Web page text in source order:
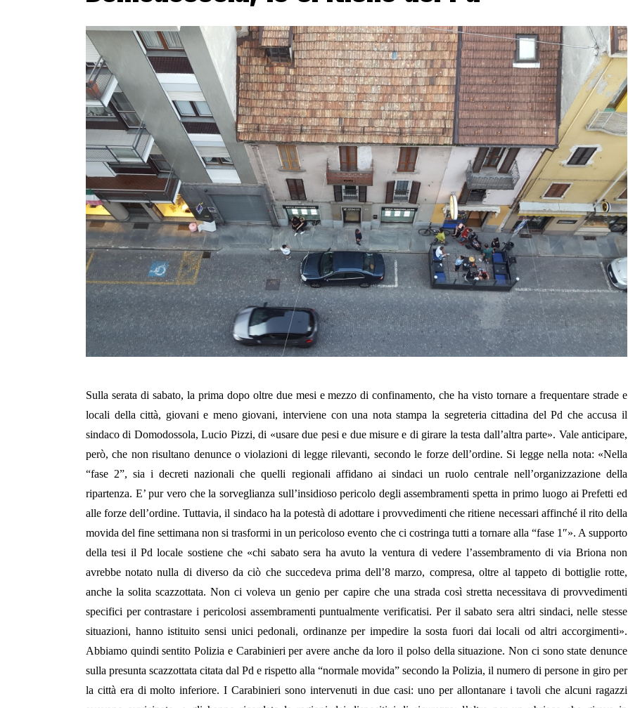
Sulla serata di sabato, la prima dopo oltre due mesi e mezzo di confinamento, che ha visto tornare a frequentare strade e
locali della città, giovani e meno giovani, interviene con una nota stampa la segreteria cittadina del Pd che accusa il
sindaco di Domodossola, Lucio Pizzi, di «usare due pesi e due misure e di girare la testa dall’altra parte». Vale anticipare,
però, che non risultano denunce o violazioni di legge rilevanti, secondo le forze dell’ordine. Si legge nella nota: «Nella
“fase 2”, sia i decreti nazionali che quelli regionali affidano ai sindaci un ruolo centrale nell’organizzazione della
ripartenza. E’ pur vero che la sorveglianza sull’insidioso pericolo degli assembramenti spetta in primo luogo ai Prefetti ed
alle forze dell’ordine. Tuttavia, il sindaco ha la potestà di adottare i provvedimenti che ritiene necessari affinché il rito della
movida del fine settimana non si trasformi in un pericoloso evento che ci costringa tutti a tornare alla “fase 1″». A supporto
della tesi il Pd locale sostiene che «chi sabato sera ha avuto la ventura di vedere l’assembramento di via Briona non
avrebbe notato nulla di diverso da ciò che succedeva prima dell’8 marzo, compresa, oltre al tappeto di bottiglie rotte,
anche la solita scazzottata. Non ci voleva un genio per capire che una strada così stretta necessitava di provvedimenti
specifici per contrastare i pericolosi assembramenti puntualmente verificatisi. Per il sabato sera altri sindaci, nelle stesse
situazioni, hanno istituito sensi unici pedonali, ordinanze per impedire la sosta fuori dai locali od altri accorgimenti».
Abbiamo quindi sentito Polizia e Carabinieri per avere anche da loro il polso della situazione. Non ci sono state denunce
sulla presunta scazzottata citata dal Pd e rispetto alla “normale movida” secondo la Polizia, il numero di persone in giro per
la città era di molto inferiore. I Carabinieri sono intervenuti in due casi: uno per allontanare i tavoli che alcuni ragazzi